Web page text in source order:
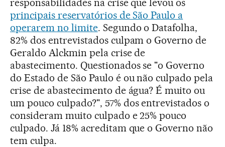
principais reservatórios de São Paulo a
operarem no limite. Segundo o Datafolha,
82% dos entrevistados culpam o Governo de
Geraldo Alckmin pela crise de
abastecimento. Questionados se "o Governo
do Estado de São Paulo é ou não culpado pela
crise de abastecimento de água? É muito ou
um pouco culpado?", 57% dos entrevistados o
consideram muito culpado e 25% pouco
culpado. Já 18% acreditam que o Governo não
tem culpa.